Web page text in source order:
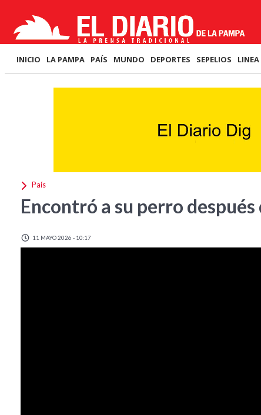
INICIO LA PAMPA PAÍS MUNDO DEPORTES SEPELIOS
País
Encontró a su perro
11 MAYO 2026 - 10:17